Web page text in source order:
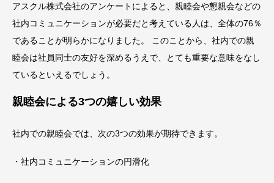
アスクル株式会社のアンケートによると、親睦会や懇親会などの
社内コミュニケーションが必要だと考えている人は、全体の76％
であることが明らかになりました。 このことから、社内での親
睦会は社員同士の友好を深めるうえで、とても重要な意味をなし
ているといえるでしょう。
親睦会による3つの嬉しい効果
社内での親睦会では、次の3つの効果が期待できます。
・社内コミュニケーションの円滑化